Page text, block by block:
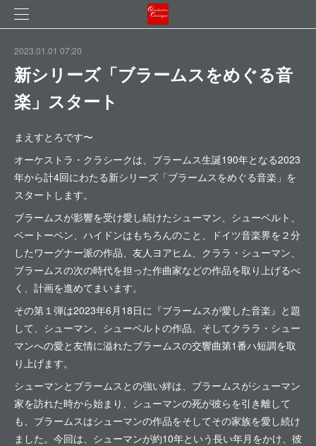
2023.01.01 07:20
新シリーズ「ブラームスをめぐる音
楽」スタート
まえすとろです〜
オーケストラ・クラシークは、ブラームス生誕190年となる2023
年から計4回にわたる新シリーズ「ブラームスをめぐる音楽」を
スタートします。
ブラームスが影響を受け愛し続けたシューマン、シューベルト、
ベートーベン、ハイドンはもちろんのこと、ドイツ音楽界を２分
したワーグナー派の作品、友人ヨアヒム、クララ・シューマン、
ブラームスの次の時代を担った作曲家などの作品を取り上げるべ
く、計画を進めてまいます。
その第１弾は2023年6月18日に『ブラームスが愛した音楽』と題
して、シューマン、シューベルトの作品、そしてクララ・シュー
マンへの愛と友情に溢れたブラームスの交響曲第1番ハ短調を取
り上げます。
シューマンとブラームスとの強い絆は、ブラームスがシューマン
家を訪れた時から始まり、シューマンの死が彼らを引き離して
も、ブラームスはシューマンの作品をそしてその家族を愛し続け
ました。今回は、シューマンが約10年という長い年月をかけ、彼